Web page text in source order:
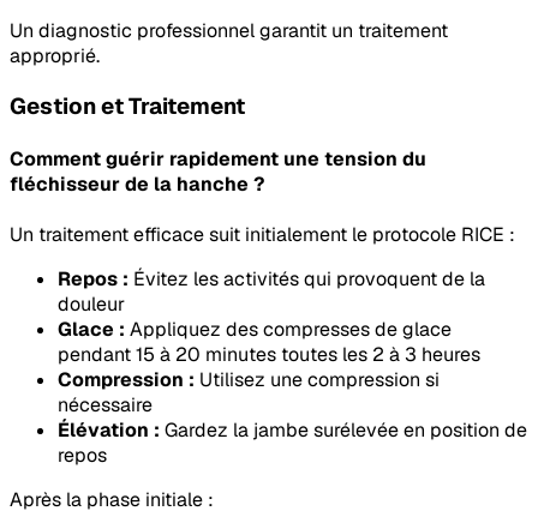
Un diagnostic professionnel garantit un traitement
approprié.
Gestion et Traitement
Comment guérir rapidement une tension du
fléchisseur de la hanche ?
Un traitement efficace suit initialement le protocole RICE :
Repos : Évitez les activités qui provoquent de la
douleur
Glace : Appliquez des compresses de glace
pendant 15 à 20 minutes toutes les 2 à 3 heures
Compression : Utilisez une compression si
nécessaire
Élévation : Gardez la jambe surélevée en position de
repos
Après la phase initiale :